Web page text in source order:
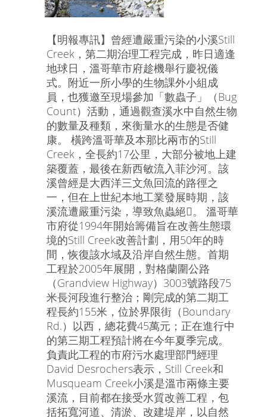
【明報專訊】曾經遭嚴重污染的小溪Still
Creek，第二期治理工程完成，昨日適逢
地球日，溫哥華市府趁機舉行慶祝儀
式。附近一所小學的生物課外小組成
員，也獲邀至現場參加「數蟲子」（Bug
Count）活動，通過觀查溪水中自然生物
的數量及種類，來衡量水的生態是否健
康。 橫跨溫哥華及本那比兩市的Still
Creek，全長約17公里，大部分被地上建
築覆蓋，最後在新西敏流入菲沙河。該
溪曾經是大西洋三文魚回流的路徑之
一，但在上世紀本地工業發展時期，該
溪流遭嚴重污染，導致魚蟲絕。 溫哥華
市府從1994年開始籌備旨在改善生態環
境的Still Creek改善計劃，用50年的時
間，恢復該水域及沿岸自然生態。首期
工程於2005年展開，對格蘭圍公路
（Grandview Highway）3003號路段75
米長河段進行整治；剛完成的第二期工
程長約155米，位於界限街（Boundary
Rd.）以西，總花費45萬元；正在進行中
的第三期工程預計將在今年夏季完成。
負責此工程的市府污水處理部門經理
David Desrochers表示，Still Creek和
Musqueam Creek小溪是溫市兩條主要
溪流，目前都在接受水質改善工程，包
括拓寬河道、清淤、改建堤岸，以自然